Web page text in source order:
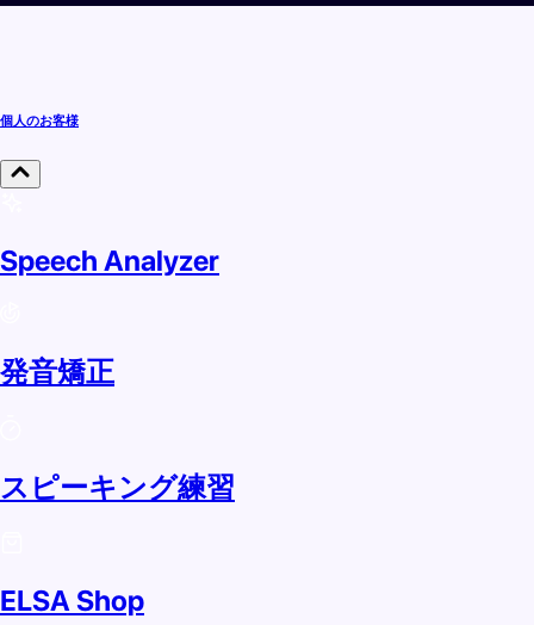
個人のお客様
Speech Analyzer
発音矯正
スピーキング練習
ELSA Shop